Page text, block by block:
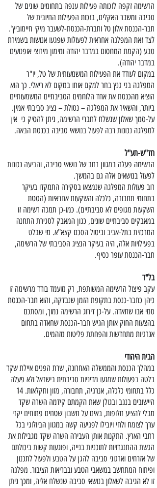
הרשימה זקפה לזכותה פעילות ענפה בתחומים שונים של
סביבה ומשבר האקלים, בזכות הפעילות החיובית של
חבר-הכנסת אלון טל וחברת-הכנסת-לשעבר מיקי חיימוביץ'.
לצד זאת המפלגה אחראית לפעולות שפגעו אנושות בשמירת
טבע (הקמת המחסום במדבר יהודה ומימון מירוצי אופנועים
במדבר יהודה).
במקום לעודד את הפעילות המשמעותית של טל, יו"ר
המפלגה בני גנץ בחר למקם אותו במקום לא ריאלי. כך הוא
הוציא מהכנסת את אחד הלוחמים הסביבתיים המשמעותיים
ביותר, והשאיר את המפלגה – נטולת – נציג סביבתי אמין.
על-סמך שאלון שנשלח לחברי הרשימה, ניתן להסיק כי אין
למפלגה נכונות רבה לפעול בנושאי סביבה בכנסת הבאה.
חד"ש-תע"ל
הרשימה פעלה במגוון רחב של נושאי סביבה, והביעה נכונות
לפעול בנושאים אלה גם בהמשך.
רוב פעולות המפלגה שנמצאו בסקירה התמקדו בעיקר
בתחומי תחבורה, כלכלה והשקעות אחראיות (הסטת
השקעות מגופים לא סביבתיים). כמו-כן תמכה רשימה זו
במאבקים סביבתיים שונים, כגון המאבק לסגירת התחנה
המרכזית בתל-אביב וביטול הסכם קצא"א. מי שבלט
בפעילויות אלה, היה בעיקר הנציג הסביבתי של הרשימה,
חבר-הכנסת עופר כסיף.
בל"ד
עקב פיצול הרשימה המשותפת, רק מועמד בודד מרשימה זו
כיהן כחבר-כנסת בתקופת הזמן שנבדקה, והוא חבר-הכנסת
סמי אבו שחאדה. על-כן דירוג הרשימה נמוך, ומסתכם
בהצעות החוק אותן הגיש חבר-הכנסת שחאדה בתחום
אנרגיות מתחדשות והפחתת פליטות מזהמים.
הבית היהודי
במהלך הכנסת והממשלה האחרונה, שרת הפנים איילת שקד
בלטה בפעולות שמנעו מדיניות סביבתית בישראל ולא פעלה
כלל בתחומי כלכלה, אנרגיה, תחבורה, מזון וחקלאות. 14
היישובים בנגב ובגולן שאת הקמתם קידמה השרה שקד
מבלי להציע חלופות, באים על חשבון שטחים פתוחים יקרי
ערך לצומח ולחי ויובילו לפגיעה קשה במגוון הביולוגי בכל
רחבי הארץ. התקנות אותן העבירה השרה שקד מגבילות את
הגשת ההתנגדויות לתוכניות בנייה, ופוגעות קשות ביכולתם
של אזרחים וארגוני סביבה להגן על הטבע ולפעול לתכנון
ופיתוח המתחשב במשאבי הטבע ובבריאות הציבור. מפלגה
זו לא הגיבה לשאלון בנושאי סביבה שנשלח אליה, ומכך ניתן